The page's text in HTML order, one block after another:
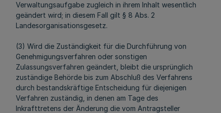
Verwaltungsaufgabe zugleich in ihrem Inhalt wesentlich
geändert wird; in diesem Fall gilt § 8 Abs. 2
Landesorganisationsgesetz.
(3) Wird die Zuständigkeit für die Durchführung von
Genehmigungsverfahren oder sonstigen
Zulassungsverfahren geändert, bleibt die ursprünglich
zuständige Behörde bis zum Abschluß des Verfahrens
durch bestandskräftige Entscheidung für diejenigen
Verfahren zuständig, in denen am Tage des
Inkrafttretens der Änderung die vom Antragsteller